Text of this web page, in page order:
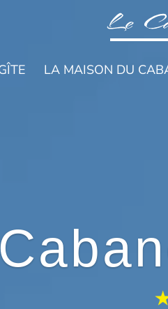
LA MAISON DU